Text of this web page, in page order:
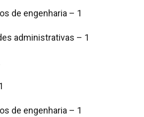
de engenharia – 1
administrativas – 1
de engenharia – 1